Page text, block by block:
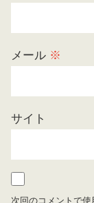
メール ※
サイト
次回のコメントで